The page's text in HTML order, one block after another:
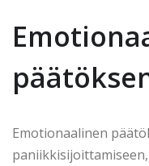
Emotionaalinen